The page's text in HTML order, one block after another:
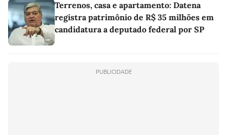
Terrenos, casa e apartamento: Datena
registra patrimônio de R$ 35 milhões em
candidatura a deputado federal por SP
PUBLICIDADE